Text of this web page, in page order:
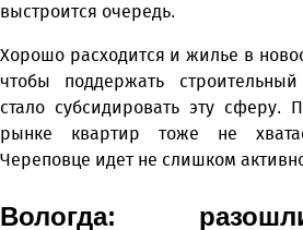
выстроится очередь.
Хорошо расходится и жилье в
чтобы поддержать
стало субсидировать эту сферу.
рынке квартир тоже не
Череповце идет не слишком
Вологда: